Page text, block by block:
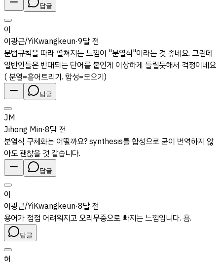
답글
이
이광근/YiKwangkeun·9달 전
문법규칙을 따라 펼쳐지는 느낌이 "분열식"이라는 것 좋네요. 그런데
일반인들은 반대되는 단어를 붙인게 이상하게 들릴듯해서 걱정이네요
( 분열=흩어트리기. 합성=모으기)
답글
JM
Jihong Min·8달 전
분열식 구체화는 어떨까요? synthesis를 합성으로 굳이 번역하지 않
아도 괜찮을 것 같습니다.
답글
이
이광근/YiKwangkeun·8달 전
용어가 점점 어려워지고 오리무중으로 빠지는 느낌입니다. 흠.
답글
허